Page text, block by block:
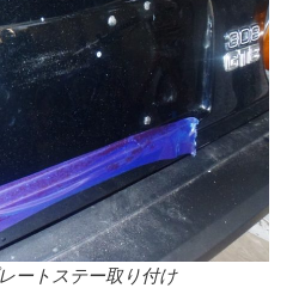
ートステー取り付け